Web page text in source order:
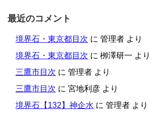
最近のコメント
境界石・東京都目次 に 管理者 より
境界石・東京都目次 に 栁澤研一 より
三鷹市目次 に 管理者 より
三鷹市目次 に 宮地利彦 より
境界石【132】神企水 に 管理者 より